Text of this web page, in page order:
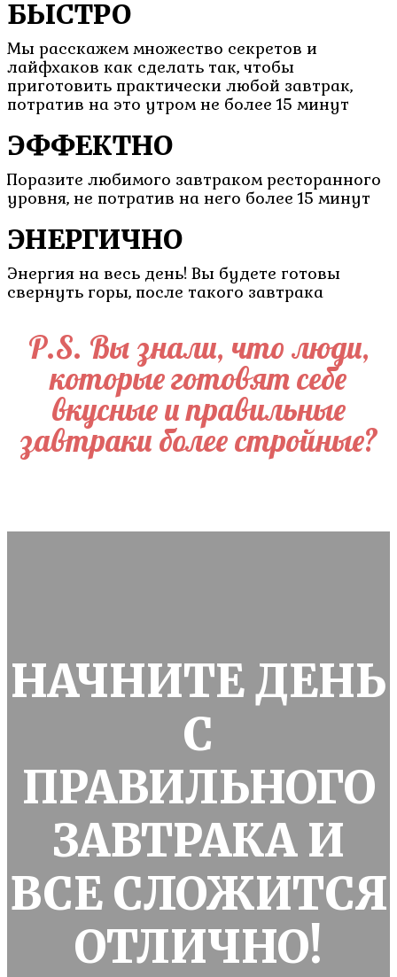
БЫСТРО
Мы расскажем множество секретов и
лайфхаков как сделать так, чтобы
приготовить практически любой завтрак,
потратив на это утром не более 15 минут
ЭФФЕКТНО
Поразите любимого завтраком ресторанного
уровня, не потратив на него более 15 минут
ЭНЕРГИЧНО
Энергия на весь день! Вы будете готовы
свернуть горы, после такого завтрака
P.S. Вы знали, что люди,
которые готовят себе
вкусные и правильные
завтраки более стройные?
НАЧНИТЕ ДЕНЬ
С
ПРАВИЛЬНОГО
ЗАВТРАКА И
ВСЕ СЛОЖИТСЯ
ОТЛИЧНО!